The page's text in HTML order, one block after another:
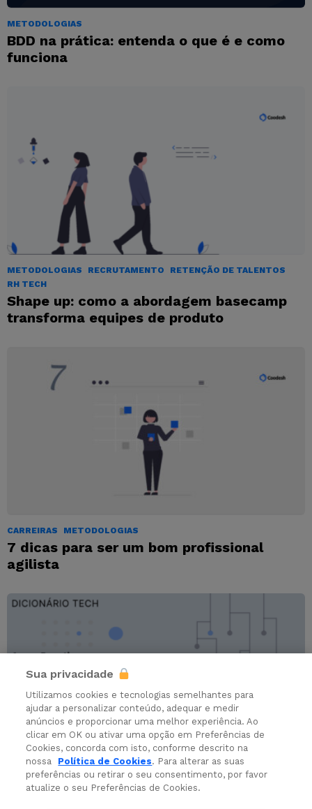
METODOLOGIAS
BDD na prática: entenda o que é e como
funciona
METODOLOGIAS RECRUTAMENTO
RETENÇÃO DE TALENTOS
RH TECH
Shape up: como a abordagem basecamp
transforma equipes de produto
CARREIRAS METODOLOGIAS
7 dicas para ser um bom profissional
agilista
DICIONÁRIO
O que é Azure Functions?
Sua privacidade
Utilizamos cookies e tecnologias semelhantes para
ajudar a personalizar conteúdo, adequar e medir
anúncios e proporcionar uma melhor experiência. Ao
clicar em OK ou ativar uma opção em Preferências de
Cookies, concorda com isto, conforme descrito na
nossa
Política de Cookies. Para alterar as suas
preferências ou retirar o seu consentimento, por favor
atualize o seu Preferências de Cookies.